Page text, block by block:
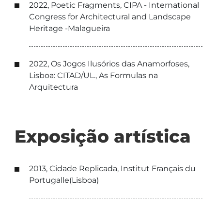
2022, Poetic Fragments, CIPA - International
Congress for Architectural and Landscape
Heritage -Malagueira
2022, Os Jogos Ilusórios das Anamorfoses,
Lisboa: CITAD/UL., As Formulas na
Arquitectura
Exposição artística
2013, Cidade Replicada, Institut Français du
Portugalle(Lisboa)